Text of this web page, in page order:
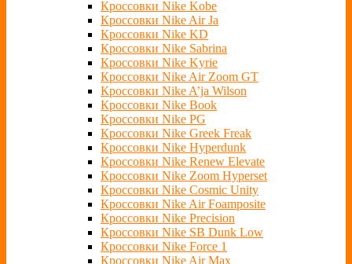
Кроссовки Nike Kobe
Кроссовки Nike Air Ja
Кроссовки Nike KD
Кроссовки Nike Sabrina
Кроссовки Nike Kyrie
Кроссовки Nike Air Zoom GT
Кроссовки Nike A’ja Wilson
Кроссовки Nike Book
Кроссовки Nike PG
Кроссовки Nike Greek Freak
Кроссовки Nike Hyperdunk
Кроссовки Nike Renew Elevate
Кроссовки Nike Zoom Hyperset
Кроссовки Nike Cosmic Unity
Кроссовки Nike Air Foamposite
Кроссовки Nike Precision
Кроссовки Nike SB Dunk Low
Кроссовки Nike Force 1
Кроссовки Nike Air Max